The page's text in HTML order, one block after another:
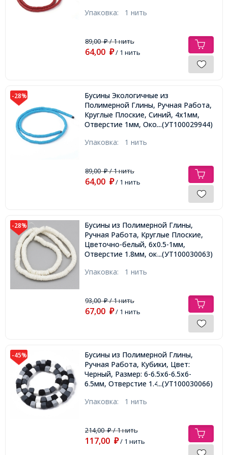
Упаковка: 1 нить
89,00₽/ 1 нить
64,00 ₽/ 1 нить
-28%
Бусины Экологичные из
Полимерной Глины, Ручная Работа,
Круглые Плоские, Синий, 4х1мм,
Отверстие 1мм, Около 375шт/40см/
...(УТ100029944)
Упаковка: 1 нить
89,00₽/ 1 нить
64,00 ₽/ 1 нить
-28%
Бусины из Полимерной Глины,
Ручная Работа, Круглые Плоские,
Цветочно-белый, 6x0.5-1мм,
Отверстие 1.8мм, около...(УТ100030063)
Упаковка: 1 нить
93,00₽/ 1 нить
67,00 ₽/ 1 нить
-45%
Бусины из Полимерной Глины,
Ручная Работа, Кубики, Цвет:
Черный, Размер: 6-6.5х6-6.5х6-
6.5мм, Отверстие 1.4мм, около
...(УТ100030066)
Упаковка: 1 нить
214,00₽/ 1 нить
117,00 ₽/ 1 нить